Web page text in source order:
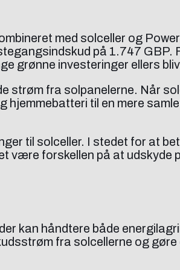
med solceller og
på 1.747 GBP.
grønne investeringer ellers
strøm fra solpanelerne. Når
til en mere
til solceller. I stedet for at
være forskellen på at udskyde
kan håndtere både
fra solcellerne og